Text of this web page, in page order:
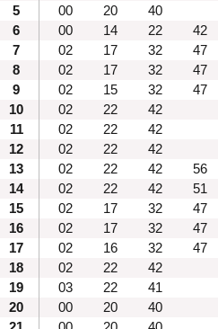
5
00 20
40
6
00 14 22 42
7
02 17 32
47
8
02 17 32
47
9
02 15 32
47
10
02 22
42
11
02 22
42
12
02 22
42
13
02 22 42
56
14
02 22 42
51
15
02 17 32
47
16
02 17 32
47
17
02 16 32
47
18
02 22
42
19
03 22
41
20
00 20
40